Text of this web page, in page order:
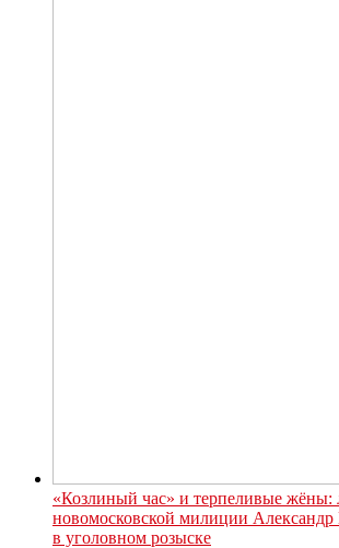
«Козлиный час» и терпеливые жёны:
новомосковской милиции
в уголовном розыске